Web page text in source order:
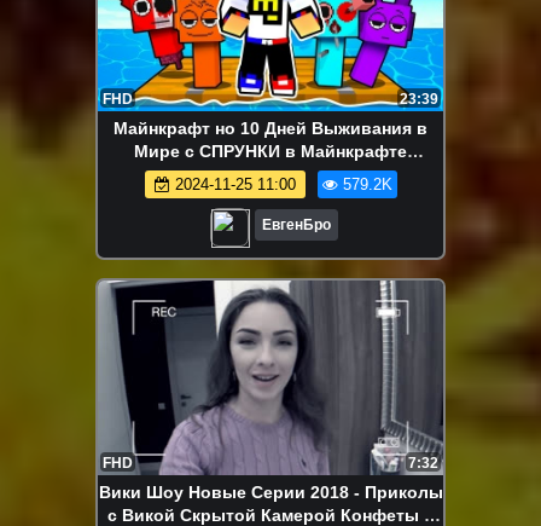
FHD 23:39
Майнкрафт но 10 Дней Выживания в
Мире с СПРУНКИ в Майнкрафте
Троллинг Ловушка Minecraft
2024-11-25 11:00 579.2K
ЕвгенБро
FHD 7:32
Вики Шоу Новые Серии 2018 - Приколы
с Викой Скрытой Камерой Конфеты с